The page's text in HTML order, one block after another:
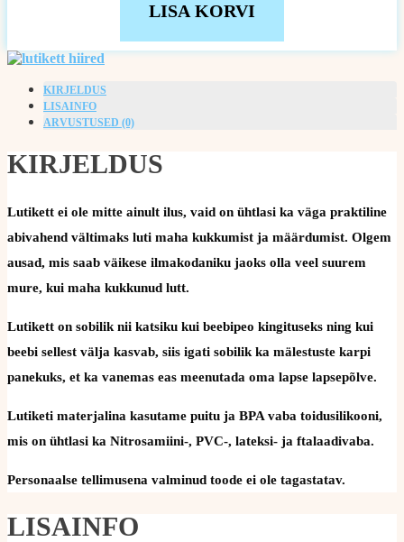
LISA KORVI
KIRJELDUS
LISAINFO
ARVUSTUSED (0)
KIRJELDUS
Lutikett ei ole mitte ainult ilus, vaid on ühtlasi ka väga praktiline
abivahend vältimaks luti maha kukkumist ja määrdumist. Olgem
ausad, mis saab väikese ilmakodaniku jaoks olla veel suurem
mure, kui maha kukkunud lutt.
Lutikett on sobilik nii katsiku kui beebipeo kingituseks ning kui
beebi sellest välja kasvab, siis igati sobilik ka mälestuste karpi
panekuks, et ka vanemas eas meenutada oma lapse lapsepõlve.
Lutiketi materjalina kasutame puitu ja BPA vaba toidusilikooni,
mis on ühtlasi ka Nitrosamiini-, PVC-, lateksi- ja ftalaadivaba.
Personaalse tellimusena valminud toode ei ole tagastatav.
LISAINFO